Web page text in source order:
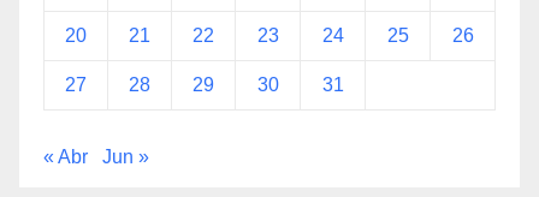
20 21 22 23 24 25 26
27 28 29 30 31
« Abr Jun »